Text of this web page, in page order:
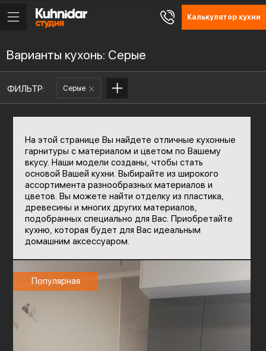
Калькулятор кухни
Варианты кухонь: Серые
ФИЛЬТР: Серые
На этой странице Вы найдете отличные кухонные
гарнитуры с материалом и цветом по Вашему
вкусу. Наши модели созданы, чтобы стать
основой Вашей кухни. Выбирайте из широкого
ассортимента разнообразных материалов и
цветов. Вы можете найти отделку из пластика,
древесины и многих других материалов,
подобранных специально для Вас. Приобретайте
кухню, которая будет для Вас идеальным
домашним аксессуаром.
Популярная